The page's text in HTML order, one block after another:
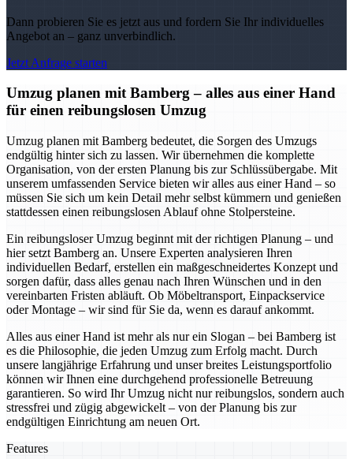
Dann probieren Sie es jetzt aus und fordern Sie Ihr individuelles
Angebot an – ganz unverbindlich.
Jetzt Anfrage starten
Umzug planen mit Bamberg – alles aus einer Hand
für einen reibungslosen Umzug
Umzug planen mit Bamberg bedeutet, die Sorgen des Umzugs
endgültig hinter sich zu lassen. Wir übernehmen die komplette
Organisation, von der ersten Planung bis zur Schlüssübergabe. Mit
unserem umfassenden Service bieten wir alles aus einer Hand – so
müssen Sie sich um kein Detail mehr selbst kümmern und genießen
stattdessen einen reibungslosen Ablauf ohne Stolpersteine.
Ein reibungsloser Umzug beginnt mit der richtigen Planung – und
hier setzt Bamberg an. Unsere Experten analysieren Ihren
individuellen Bedarf, erstellen ein maßgeschneidertes Konzept und
sorgen dafür, dass alles genau nach Ihren Wünschen und in den
vereinbarten Fristen abläuft. Ob Möbeltransport, Einpackservice
oder Montage – wir sind für Sie da, wenn es darauf ankommt.
Alles aus einer Hand ist mehr als nur ein Slogan – bei Bamberg ist
es die Philosophie, die jeden Umzug zum Erfolg macht. Durch
unsere langjährige Erfahrung und unser breites Leistungsportfolio
können wir Ihnen eine durchgehend professionelle Betreuung
garantieren. So wird Ihr Umzug nicht nur reibungslos, sondern auch
stressfrei und zügig abgewickelt – von der Planung bis zur
endgültigen Einrichtung am neuen Ort.
Features